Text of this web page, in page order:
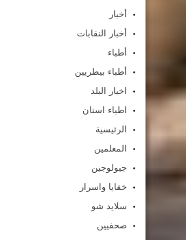
أخبار
أخبار النقابات
أطباء
أطباء بيطريين
اخبار البلد
اطباء اسنان
الرئيسية
المعلمين
جيولوجين
خفايا واسرار
سلايد شو
صحفيين